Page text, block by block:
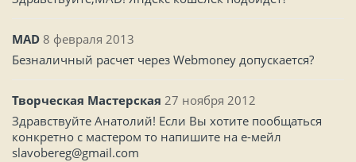
MAD 8 февраля 2013
Безналичный расчет через Webmoney допускается?
Творческая Мастерская 27 ноября 2012
Здравствуйте Анатолий! Если Вы хотите пообщаться
конкретно с мастером то напишите на е-мейл
slavobereg@gmail.com